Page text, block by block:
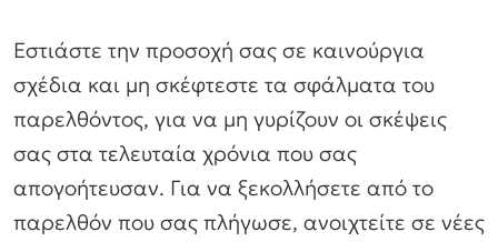
Εστιάστε την προσοχή σας σε καινούργια
σχέδια και μη σκέφτεστε τα σφάλματα του
παρελθόντος, για να μη γυρίζουν οι σκέψεις
σας στα τελευταία χρόνια που σας
απογοήτευσαν. Για να ξεκολλήσετε από το
παρελθόν που σας πλήγωσε, ανοιχτείτε σε νέες